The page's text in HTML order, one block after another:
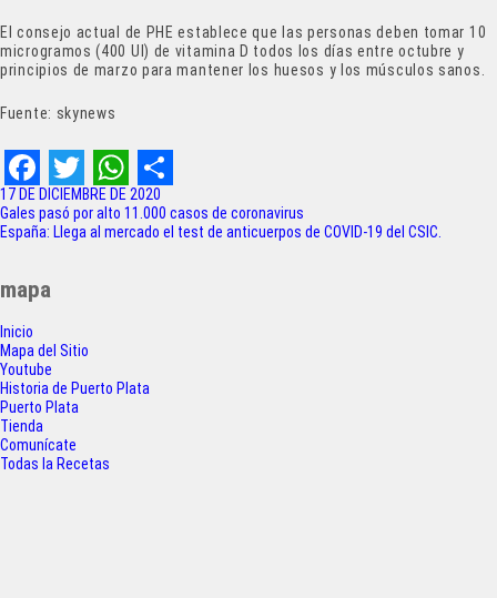
El consejo actual de PHE establece que las personas deben tomar 10
microgramos (400 UI) de vitamina D todos los días entre octubre y
principios de marzo para mantener los huesos y los músculos sanos.
Fuente: skynews
F
a
c
e
b
o
o
k
T
w
t
t
e
r
W
h
A
p
S
h
17 DE DICIEMBRE DE 2020
Navegación
de
Gales pasó por alto 11.000 casos de coronavirus
España: Llega al mercado el test de anticuerpos de COVID-19 del CSIC.
mapa
Inicio
Mapa del Sitio
Youtube
Historia de Puerto Plata
Puerto Plata
Tienda
Comunícate
Todas la Recetas